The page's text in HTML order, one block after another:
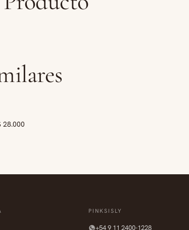
28.000
PINKSISLY
+54 9 11 2400-1228